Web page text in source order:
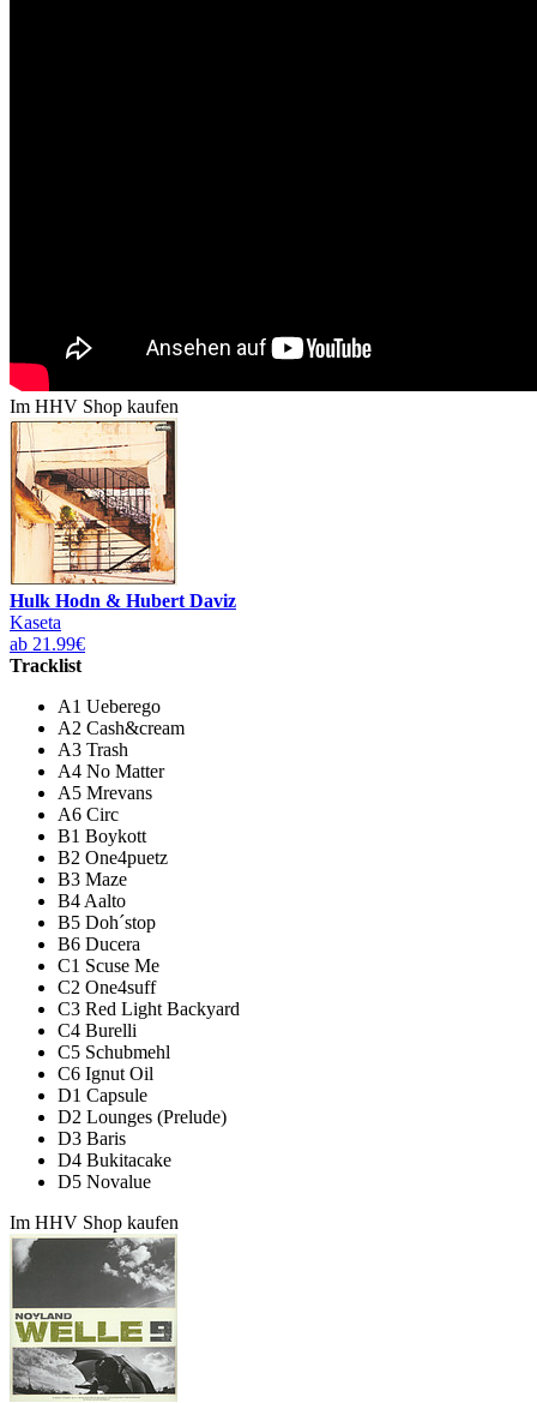
Im HHV Shop kaufen
Hulk Hodn & Hubert Daviz
Kaseta
ab 21.99€
Tracklist
A1 Ueberego
A2 Cash&cream
A3 Trash
A4 No Matter
A5 Mrevans
A6 Circ
B1 Boykott
B2 One4puetz
B3 Maze
B4 Aalto
B5 Doh´stop
B6 Ducera
C1 Scuse Me
C2 One4suff
C3 Red Light Backyard
C4 Burelli
C5 Schubmehl
C6 Ignut Oil
D1 Capsule
D2 Lounges (Prelude)
D3 Baris
D4 Bukitacake
D5 Novalue
Im HHV Shop kaufen